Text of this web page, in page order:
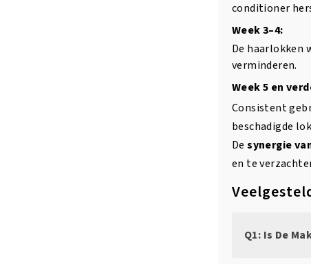
conditioner
Week 3–4:
De haarlokken
verminderen.
Week 5 en
Consistent
beschadigde
Desynergie
en te
Q1: Is De